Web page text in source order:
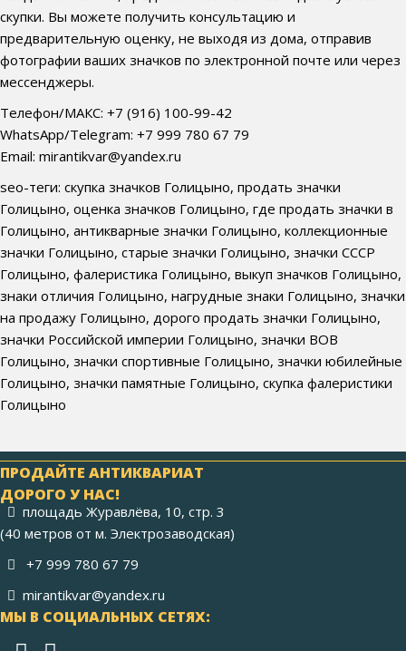
скупки. Вы можете получить консультацию и
предварительную оценку, не выходя из дома, отправив
фотографии ваших значков по электронной почте или через
мессенджеры.
Телефон/МАКС: +7 (916) 100-99-42
WhatsApp/Telegram: +7 999 780 67 79
Email: mirantikvar@yandex.ru
seo-теги: скупка значков Голицыно, продать значки
Голицыно, оценка значков Голицыно, где продать значки в
Голицыно, антикварные значки Голицыно, коллекционные
значки Голицыно, старые значки Голицыно, значки СССР
Голицыно, фалеристика Голицыно, выкуп значков Голицыно,
знаки отличия Голицыно, нагрудные знаки Голицыно, значки
на продажу Голицыно, дорого продать значки Голицыно,
значки Российской империи Голицыно, значки ВОВ
Голицыно, значки спортивные Голицыно, значки юбилейные
Голицыно, значки памятные Голицыно, скупка фалеристики
Голицыно
ПРОДАЙТЕ АНТИКВАРИАТ
ДОРОГО У НАС!
площадь Журавлёва, 10, стр. 3
(40 метров от м. Электрозаводская)
+7 999 780 67 79
mirantikvar@yandex.ru
МЫ В СОЦИАЛЬНЫХ СЕТЯХ: